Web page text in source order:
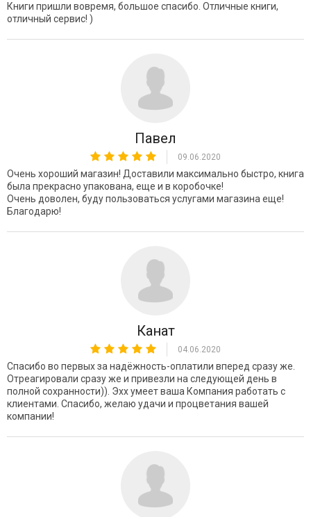
Книги пришли вовремя, большое спасибо. Отличные книги,
отличный сервис! )
Павел
09.06.2020
Очень хороший магазин! Доставили максимально быстро, книга
была прекрасно упакована, еще и в коробочке!
Очень доволен, буду пользоваться услугами магазина еще!
Благодарю!
Канат
04.06.2020
Спасибо во первых за надёжность-оплатили вперед сразу же.
Отреагировали сразу же и привезли на следующей день в
полной сохранности)). Эхх умеет ваша Компания работать с
клиентами. Спасибо, желаю удачи и процветания вашей
компании!